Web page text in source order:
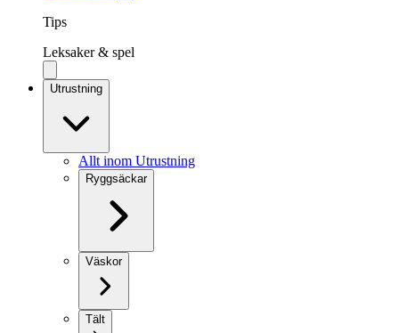
Tips
Leksaker & spel
Utrustning
Allt inom Utrustning
Ryggsäckar
Väskor
Tält